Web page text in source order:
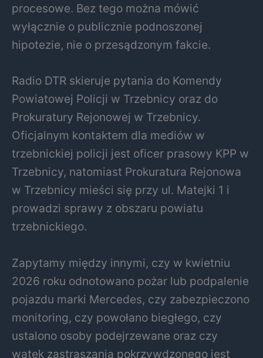
procesowe. Bez tego można mówić
wyłącznie o publicznie podnoszonej
hipotezie, nie o przesądzonym fakcie.
Radio DTR skieruje pytania do Komendy
Powiatowej Policji w Trzebnicy oraz do
Prokuratury Rejonowej w Trzebnicy.
Oficjalnym kontaktem dla mediów w
trzebnickiej policji jest oficer prasowy KPP w
Trzebnicy, natomiast Prokuratura Rejonowa
w Trzebnicy mieści się przy ul. Matejki 1 i
prowadzi sprawy z obszaru powiatu
trzebnickiego.
Zapytamy między innymi, czy w kwietniu
2026 roku odnotowano pożar lub podpalenie
pojazdu marki Mercedes, czy zabezpieczono
monitoring, czy powołano biegłego, czy
ustalono osoby podejrzewane oraz czy
wątek zastraszania pokrzywdzonego jest